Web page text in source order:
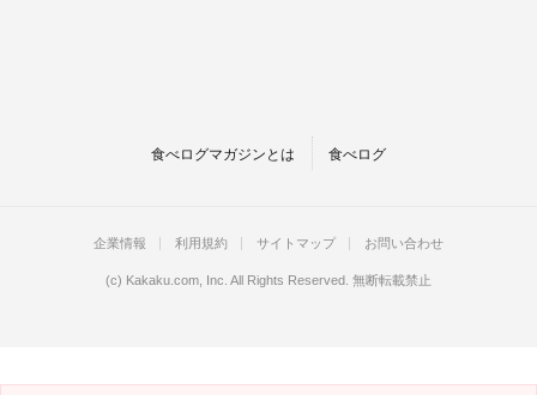
食べログマガジンとは 食べログ
企業情報 利用規約 サイトマップ お問い合わせ
(c) Kakaku.com, Inc. All Rights Reserved. 無断転載禁止